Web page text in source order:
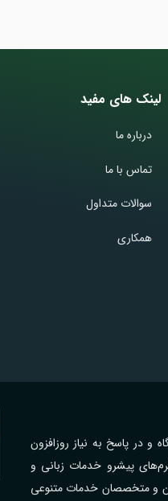
لینک های مفید
درباره ما
تماس با ما
سوالات متداول
همکاری
و در پاسخ به نیاز روزافزون
پیشرو خدمات زبانی و
و متخصصان خدمات متنوعی